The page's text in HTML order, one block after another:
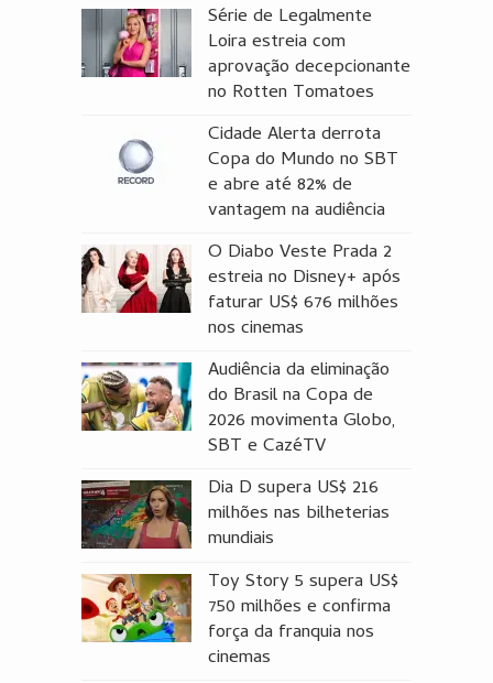
Série de Legalmente
Loira estreia com
aprovação decepcionante
no Rotten Tomatoes
Cidade Alerta derrota
Copa do Mundo no SBT
e abre até 82% de
vantagem na audiência
O Diabo Veste Prada 2
estreia no Disney+ após
faturar US$ 676 milhões
nos cinemas
Audiência da eliminação
do Brasil na Copa de
2026 movimenta Globo,
SBT e CazéTV
Dia D supera US$ 216
milhões nas bilheterias
mundiais
Toy Story 5 supera US$
750 milhões e confirma
força da franquia nos
cinemas